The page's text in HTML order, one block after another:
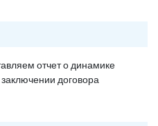
отчет о динамике
договора